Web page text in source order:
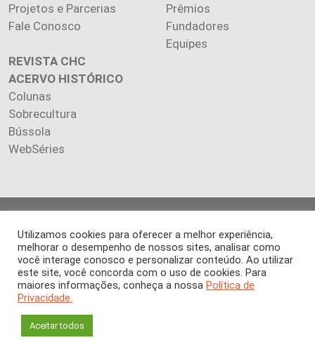
Projetos e Parcerias
Fale Conosco
Prêmios
Fundadores
Equipes
REVISTA CHC
ACERVO HISTÓRICO
Colunas
Sobrecultura
Bússola
WebSéries
reservados.
Os artigos publicados na revista refletem exclusivamente a
opinião de seus autores.
É proibida a reprodução, integral ou parcial, do conteúdo (imagens
Utilizamos cookies para oferecer a melhor experiência,
melhorar o desempenho de nossos sites, analisar como
você interage conosco e personalizar conteúdo. Ao utilizar
este site, você concorda com o uso de cookies. Para
maiores informações, conheça a nossa Política de
Privacidade.
Aceitar todos